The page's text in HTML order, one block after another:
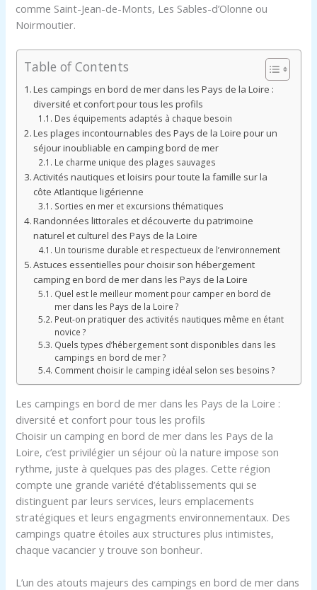
comme Saint-Jean-de-Monts, Les Sables-d’Olonne ou
Noirmoutier.
Table of Contents
Les campings en bord de mer dans les Pays de la Loire :
diversité et confort pour tous les profils
Des équipements adaptés à chaque besoin
Les plages incontournables des Pays de la Loire pour un
séjour inoubliable en camping bord de mer
Le charme unique des plages sauvages
Activités nautiques et loisirs pour toute la famille sur la
côte Atlantique ligérienne
Sorties en mer et excursions thématiques
Randonnées littorales et découverte du patrimoine
naturel et culturel des Pays de la Loire
Un tourisme durable et respectueux de l’environnement
Astuces essentielles pour choisir son hébergement
camping en bord de mer dans les Pays de la Loire
Quel est le meilleur moment pour camper en bord de
mer dans les Pays de la Loire ?
Peut-on pratiquer des activités nautiques même en étant
novice ?
Quels types d’hébergement sont disponibles dans les
campings en bord de mer ?
Comment choisir le camping idéal selon ses besoins ?
Les campings en bord de mer dans les Pays de la Loire :
diversité et confort pour tous les profils
Choisir un camping en bord de mer dans les Pays de la
Loire, c’est privilégier un séjour où la nature impose son
rythme, juste à quelques pas des plages. Cette région
compte une grande variété d’établissements qui se
distinguent par leurs services, leurs emplacements
stratégiques et leurs engagments environnementaux. Des
campings quatre étoiles aux structures plus intimistes,
chaque vacancier y trouve son bonheur.
L’un des atouts majeurs des campings en bord de mer dans